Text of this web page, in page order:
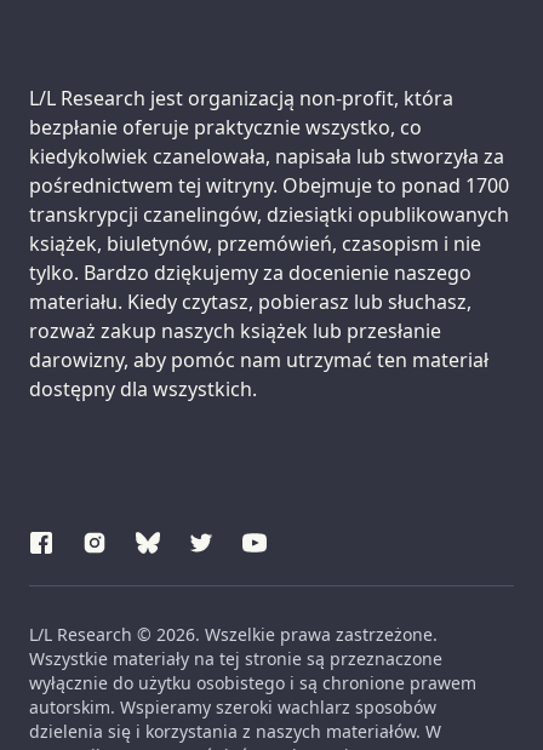
Support us:
L/L Research jest organizacją non-profit, która
bezpłanie oferuje praktycznie wszystko, co
kiedykolwiek czanelowała, napisała lub stworzyła za
pośrednictwem tej witryny. Obejmuje to ponad 1700
transkrypcji czanelingów, dziesiątki opublikowanych
książek, biuletynów, przemówień, czasopism i nie
tylko. Bardzo dziękujemy za docenienie naszego
materiału. Kiedy czytasz, pobierasz lub słuchasz,
rozważ zakup naszych książek lub przesłanie
darowizny, aby pomóc nam utrzymać ten materiał
dostępny dla wszystkich.
L/L Research © 2026. Wszelkie prawa zastrzeżone.
Wszystkie materiały na tej stronie są przeznaczone
wyłącznie do użytku osobistego i są chronione prawem
autorskim. Wspieramy szeroki wachlarz sposobów
dzielenia się i korzystania z naszych materiałów. W